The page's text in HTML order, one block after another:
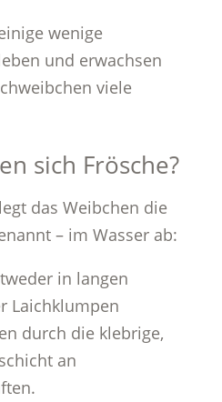
wenige
und erwachsen
viele
sich Frösche?
das Weibchen die
– im Wasser ab:
in langen
Laichklumpen
durch die klebrige,
an